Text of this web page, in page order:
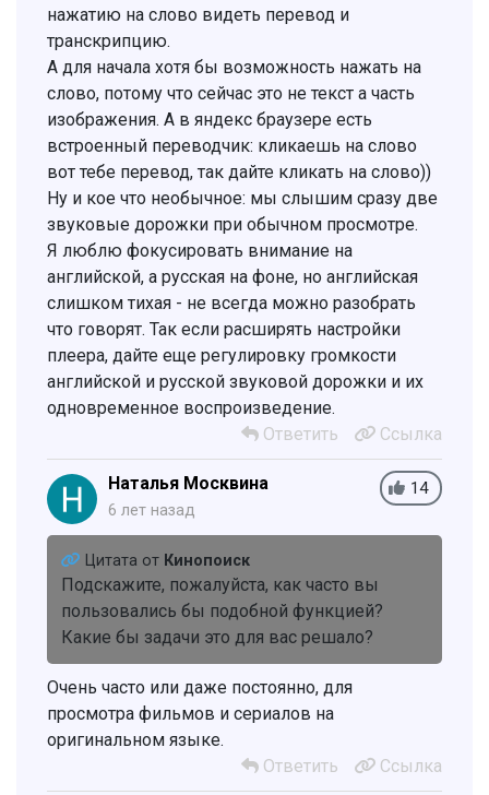
нажатию на слово видеть перевод и
транскрипцию.
А для начала хотя бы возможность нажать на
слово, потому что сейчас это не текст а часть
изображения. А в яндекс браузере есть
встроенный переводчик: кликаешь на слово
вот тебе перевод, так дайте кликать на слово))
Ну и кое что необычное: мы слышим сразу две
звуковые дорожки при обычном просмотре.
Я люблю фокусировать внимание на
английской, а русская на фоне, но английская
слишком тихая - не всегда можно разобрать
что говорят. Так если расширять настройки
плеера, дайте еще регулировку громкости
английской и русской звуковой дорожки и их
одновременное воспроизведение.
Ответить
Ссылка
14
Наталья Москвина
6 лет назад
Цитата от Кинопоиск
Подскажите, пожалуйста, как часто вы
пользовались бы подобной функцией?
Какие бы задачи это для вас решало?
Очень часто или даже постоянно, для
просмотра фильмов и сериалов на
оригинальном языке.
Ответить
Ссылка